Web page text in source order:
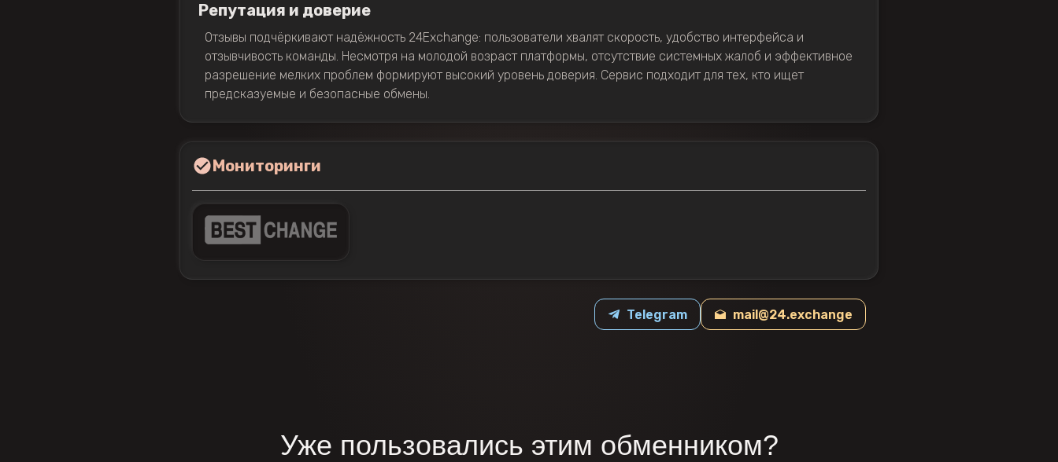
Репутация и доверие
Отзывы подчёркивают надёжность 24Exchange: пользователи хвалят скорость, удобство интерфейса и
отзывчивость команды. Несмотря на молодой возраст платформы, отсутствие системных жалоб и эффективное
разрешение мелких проблем формируют высокий уровень доверия. Сервис подходит для тех, кто ищет
предсказуемые и безопасные обмены.
Мониторинги
Telegram mail@24.exchange
Уже пользовались этим обменником?